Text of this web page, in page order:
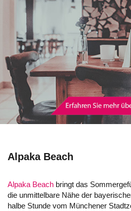
Alpaka Beach
Alpaka Beach bringt das
die unmittelbare Nähe der
halbe Stunde vom Münchener